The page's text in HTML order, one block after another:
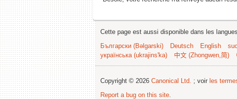
Cette page est aussi disponible dans les
Български (Bəlgarski)
Deutsch English
українська (ukrajins'ka)
中文 (Zhongwen,简)
Copyright © 2026 Canonical Ltd. ; voir les
Report a bug on this site.